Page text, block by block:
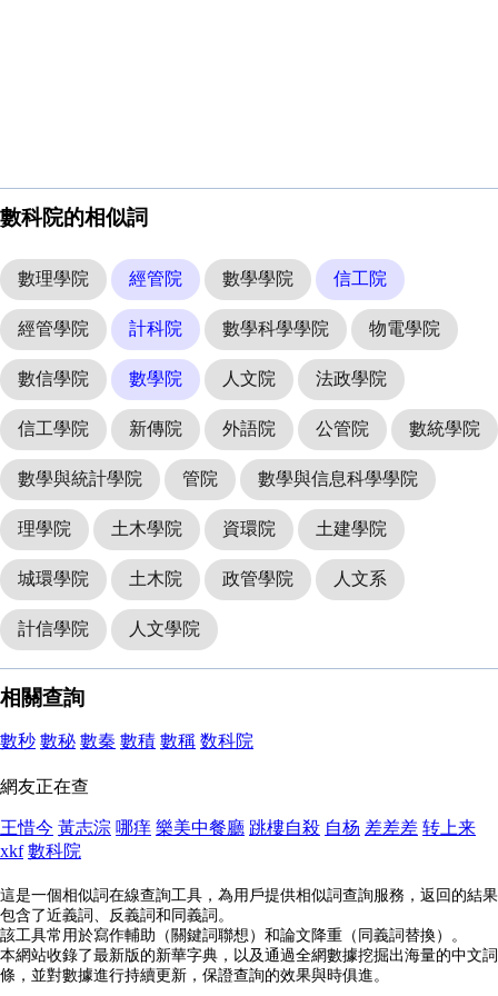
數科院的相似詞
數理學院 經管院 數學學院 信工院
經管學院 計科院 數學科學學院 物電學院
數信學院 數學院 人文院 法政學院
信工學院 新傳院 外語院 公管院 數統學院
數學與統計學院 管院 數學與信息科學學院
理學院 土木學院 資環院 土建學院
城環學院 土木院 政管學院 人文系
計信學院 人文學院
相關查詢
數秒 數秘 數秦 數積 數稱 数科院
網友正在查
王惜今 黃志淙 哪痒 樂美中餐廳 跳樓自殺 自杨 差差差 转上来
xkf 數科院
這是一個相似詞在線查詢工具，為用戶提供相似詞查詢服務，返回的結果
包含了近義詞、反義詞和同義詞。
該工具常用於寫作輔助（關鍵詞聯想）和論文降重（同義詞替換）。
本網站收錄了最新版的新華字典，以及通過全網數據挖掘出海量的中文詞
條，並對數據進行持續更新，保證查詢的效果與時俱進。